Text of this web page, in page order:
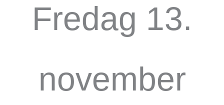
Fredag 13.
november